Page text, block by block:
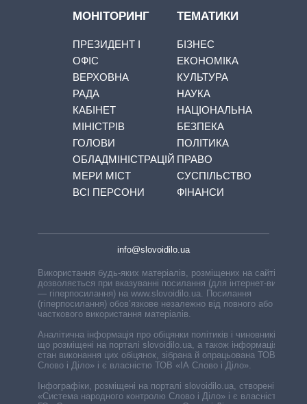
МОНІТОРИНГ
ПРЕЗИДЕНТ І
ОФІС
ВЕРХОВНА
РАДА
КАБІНЕТ
МІНІСТРІВ
ГОЛОВИ
ОБЛАДМІНІСТРАЦІЙ
МЕРИ МІСТ
ВСІ ПЕРСОНИ
ТЕМАТИКИ
БІЗНЕС
ЕКОНОМІКА
КУЛЬТУРА
НАУКА
НАЦІОНАЛЬНА
БЕЗПЕКА
ПОЛІТИКА
ПРАВО
СУСПІЛЬСТВО
ФІНАНСИ
info@slovoidilo.ua
Використання будь-яких матеріалів, розміщених на сайті,
дозволяється при вказуванні посилання (для інтернет-видань
— гіперпосилання) на www.slovoidilo.ua. Посилання
(гіперпосилання) обов’язкове незалежно від повного або
часткового використання матеріалів.
Аналітична інформація про обіцянки політиків і чиновників,
що розміщені на порталі slovoidilo.ua, а також інформація про
стан виконання цих обіцянок, зібрана й опрацьована ТОВ «ІА
Слово і Діло» і є власністю ТОВ «ІА Слово і Діло».
Інфографіки, розміщені на порталі slovoidilo.ua, створені ГО
«Система народного контролю Слово і Діло» і є власністю